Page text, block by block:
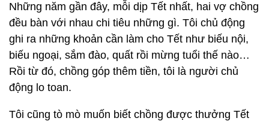
Những năm gần đây, mỗi dịp Tết nhất, hai vợ chồng
đều bàn với nhau chi tiêu những gì. Tôi chủ động
ghi ra những khoản cần làm cho Tết như biếu nội,
biếu ngoại, sắm đào, quất rồi mừng tuổi thế nào…
Rồi từ đó, chồng góp thêm tiền, tôi là người chủ
động lo toan.
Tôi cũng tò mò muốn biết chồng được thưởng Tết